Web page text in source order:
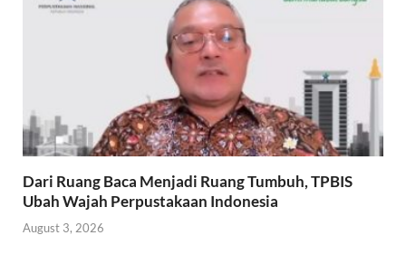
Dari Ruang Baca Menjadi Ruang Tumbuh, TPBIS
Ubah Wajah Perpustakaan Indonesia
August 3, 2026